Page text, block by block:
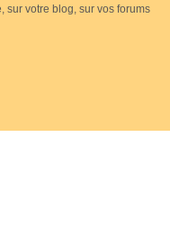
sur votre blog, sur vos forums